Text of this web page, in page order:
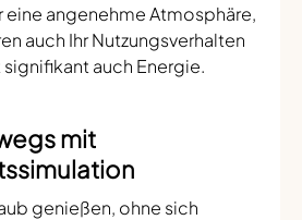
eine angenehme Atmosphäre,
auch Ihr Nutzungsverhalten
auch Energie.
mit
genießen, ohne sich